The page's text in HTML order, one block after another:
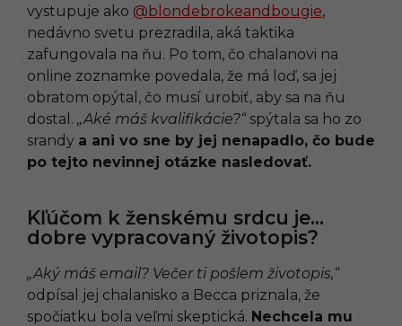
vystupuje ako @blondebrokeandbougie,
nedávno svetu prezradila, aká taktika
zafungovala na ňu. Po tom, čo chalanovi na
online zoznamke povedala, že má loď, sa jej
obratom opýtal, čo musí urobiť, aby sa na ňu
dostal. „Aké máš kvalifikácie?“ spýtala sa ho zo
srandy a ani vo sne by jej nenapadlo, čo bude
po tejto nevinnej otázke nasledovať.
Kľúčom k ženskému srdcu je…
dobre vypracovaný životopis?
„Aký máš email? Večer ti pošlem životopis,“
odpísal jej chalanisko a Becca priznala, že
spočiatku bola veľmi skeptická. Nechcela mu